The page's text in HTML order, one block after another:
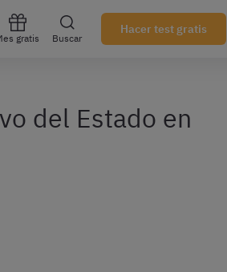
gratis Buscar
Hacer test gratis
del Estado en